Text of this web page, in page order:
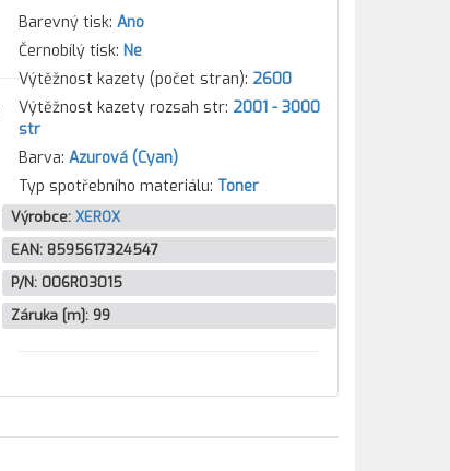
Barevný tisk: Ano
Černobílý tisk: Ne
Výtěžnost kazety (počet stran): 2600
Výtěžnost kazety rozsah str: 2001 - 3000
str
Barva: Azurová (Cyan)
Typ spotřebního materiálu: Toner
Výrobce: XEROX
EAN: 8595617324547
P/N: 006R03015
Záruka [m]: 99